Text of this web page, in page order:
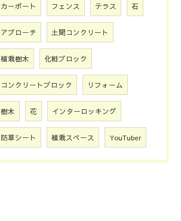
カーポート フェンス テラス 石
アプローチ 土間コンクリート
植栽樹木 化粧ブロック
コンクリートブロック リフォーム
樹木 花 インターロッキング
防草シート 植栽スペース YouTuber